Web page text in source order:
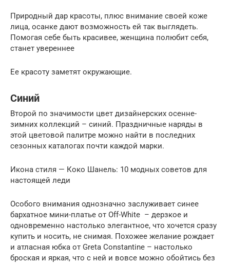
Природный дар красоты, плюс внимание своей коже
лица, осанке дают возможность ей так выглядеть.
Помогая себе быть красивее, женщина полюбит себя,
станет увереннее
Ее красоту заметят окружающие.
Синий
Второй по значимости цвет дизайнерских осенне-
зимних коллекций – синий. Праздничные наряды в
этой цветовой палитре можно найти в последних
сезонных каталогах почти каждой марки.
Икона стиля — Коко Шанель: 10 модных советов для
настоящей леди
Особого внимания однозначно заслуживает синее
бархатное мини-платье от Off-White – дерзкое и
одновременно настолько элегантное, что хочется сразу
купить и носить, не снимая. Похожее желание рождает
и атласная юбка от Greta Constantine – настолько
броская и яркая, что с ней и вовсе можно обойтись без